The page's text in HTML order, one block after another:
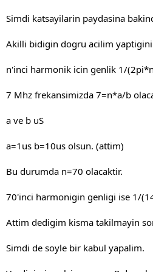
Simdi katsayilarin paydasina
Akilli bidigin dogru acilim yaptigini
n'inci harmonik icin genlik 1/
7 Mhz frekansimizda 7=n*a/b
a ve b uS
a=1us b=10us olsun. (attim)
Bu durumda n=70 olacaktir.
70'inci harmonigin genligi ise 1/
Attim dedigim kisma takilmayin
Simdi de soyle bir kabul yapalim.